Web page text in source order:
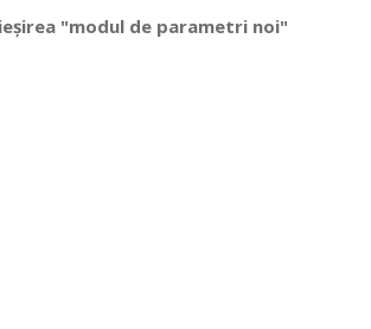
"modul de parametri noi"